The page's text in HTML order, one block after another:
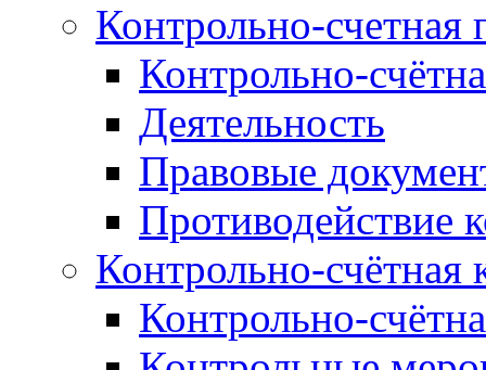
Контрольно-счетная
Контрольно-
Деятельность
Правовые
Противодействие
Контрольно-счётная
Контрольно-